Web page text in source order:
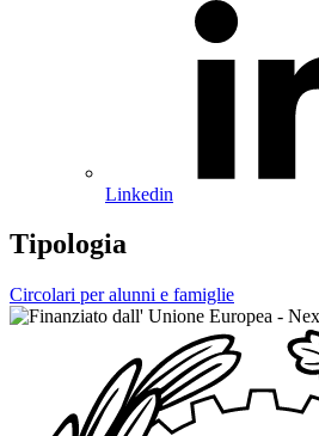
Linkedin
Tipologia
Circolari per alunni e famiglie